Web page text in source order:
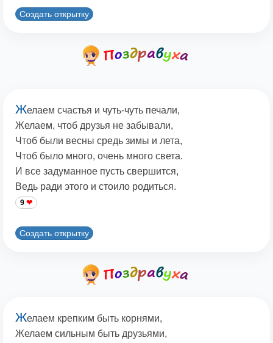
Создать открытку
Желаем счастья и чуть-чуть печали,
Желаем, чтоб друзья не забывали,
Чтоб были весны средь зимы и лета,
Чтоб было много, очень много света.
И все задуманное пусть свершится,
Ведь ради этого и стоило родиться.
9
Создать открытку
Желаем крепким быть корнями,
Желаем сильным быть друзьями,